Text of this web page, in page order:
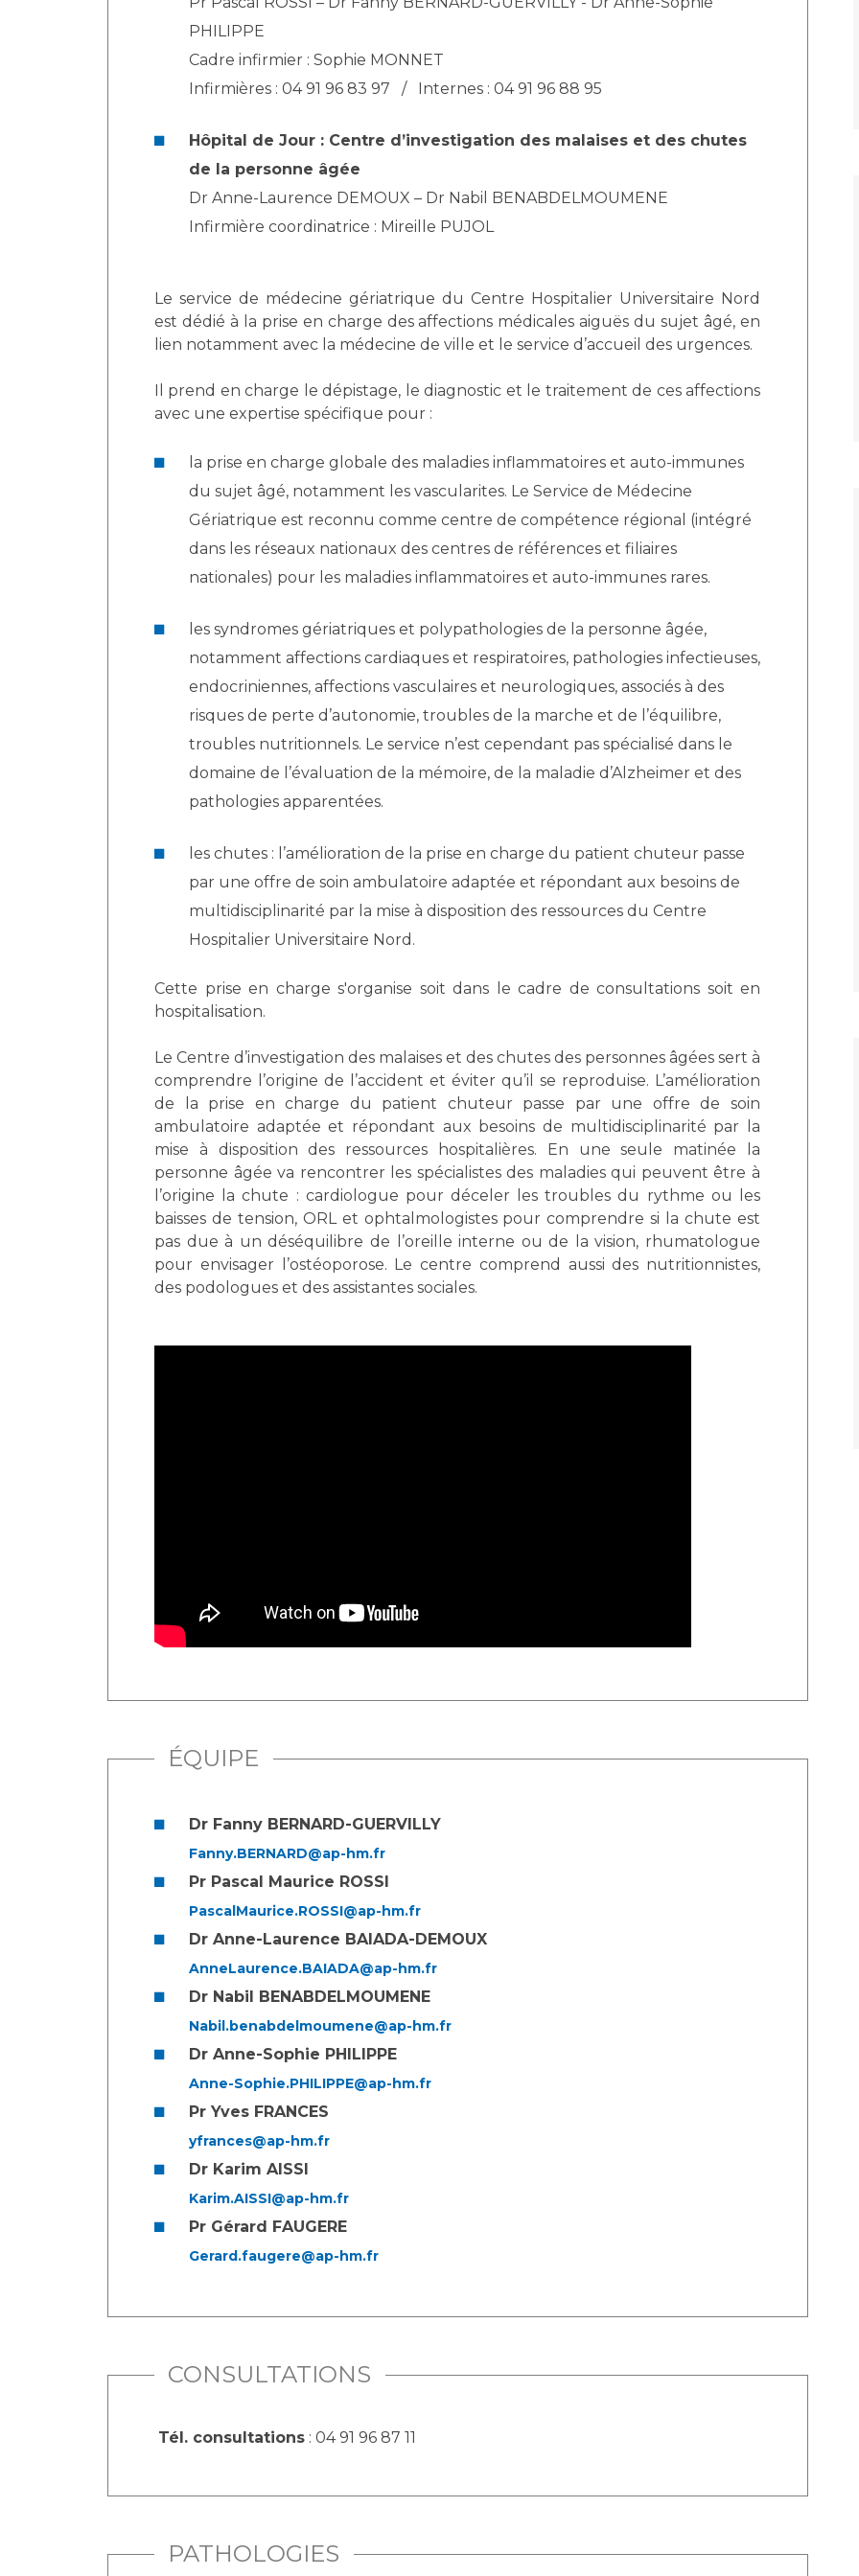
Laïcité et cultes
Les associations
Livret d'accueil
Salon des familles
Vos droits, vos devoirs
Maternité Hôpital Nord
Les structures de recherche
Maladies Rares
Maladies Rares
PHILIPPE
Cadre infirmier : Sophie MONNET
Infirmières : 04 91 96 83 97 / Internes : 04 91 96 88 95
Hôpital de Jour : Centre d’investigation des malaises et des chutes
de la personne âgée
Dr Anne-Laurence DEMOUX – Dr Nabil BENABDELMOUMENE
Infirmière coordinatrice : Mireille PUJOL
Le service de médecine gériatrique du Centre Hospitalier Universitaire Nord
est dédié à la prise en charge des affections médicales aiguës du sujet âgé, en
lien notamment avec la médecine de ville et le service d’accueil des urgences.
Il prend en charge le dépistage, le diagnostic et le traitement de ces affections
avec une expertise spécifique pour :
la prise en charge globale des maladies inflammatoires et auto-immunes
du sujet âgé, notamment les vascularites. Le Service de Médecine
Gériatrique est reconnu comme centre de compétence régional (intégré
dans les réseaux nationaux des centres de références et filiaires
nationales) pour les maladies inflammatoires et auto-immunes rares.
les syndromes gériatriques et polypathologies de la personne âgée,
notamment affections cardiaques et respiratoires, pathologies infectieuses,
endocriniennes, affections vasculaires et neurologiques, associés à des
risques de perte d’autonomie, troubles de la marche et de l’équilibre,
troubles nutritionnels. Le service n’est cependant pas spécialisé dans le
domaine de l’évaluation de la mémoire, de la maladie d’Alzheimer et des
pathologies apparentées.
les chutes : l’amélioration de la prise en charge du patient chuteur passe
par une offre de soin ambulatoire adaptée et répondant aux besoins de
multidisciplinarité par la mise à disposition des ressources du Centre
Hospitalier Universitaire Nord.
Cette prise en charge s'organise soit dans le cadre de consultations soit en
hospitalisation.
Le Centre d’investigation des malaises et des chutes des personnes âgées sert à
comprendre l’origine de l’accident et éviter qu’il se reproduise. L’amélioration
de la prise en charge du patient chuteur passe par une offre de soin
ambulatoire adaptée et répondant aux besoins de multidisciplinarité par la
mise à disposition des ressources hospitalières. En une seule matinée la
personne âgée va rencontrer les spécialistes des maladies qui peuvent être à
l’origine la chute : cardiologue pour déceler les troubles du rythme ou les
baisses de tension, ORL et ophtalmologistes pour comprendre si la chute est
pas due à un déséquilibre de l’oreille interne ou de la vision, rhumatologue
pour envisager l’ostéoporose. Le centre comprend aussi des nutritionnistes,
des podologues et des assistantes sociales.
ÉQUIPE
Dr Fanny BERNARD-GUERVILLY
Fanny.BERNARD@ap-hm.fr
Pr Pascal Maurice ROSSI
PascalMaurice.ROSSI@ap-hm.fr
Dr Anne-Laurence BAIADA-DEMOUX
AnneLaurence.BAIADA@ap-hm.fr
Dr Nabil BENABDELMOUMENE
Nabil.benabdelmoumene@ap-hm.fr
Dr Anne-Sophie PHILIPPE
Anne-Sophie.PHILIPPE@ap-hm.fr
Pr Yves FRANCES
yfrances@ap-hm.fr
Dr Karim AISSI
Karim.AISSI@ap-hm.fr
Pr Gérard FAUGERE
Gerard.faugere@ap-hm.fr
CONSULTATIONS
Tél. consultations : 04 91 96 87 11
PATHOLOGIES